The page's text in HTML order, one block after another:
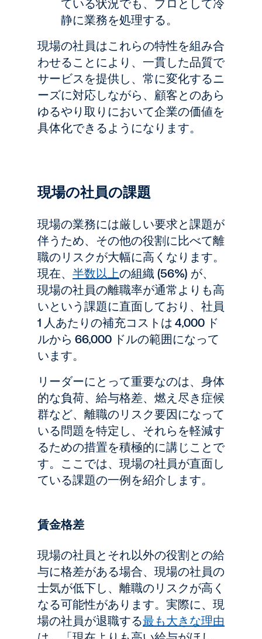
ている状況でも、プロとして冷
静に業務を処理する。
現場の社員はこれらの特性を組み合
わせることにより、一貫した品質で
サービスを提供し、常に変化するニ
ーズに対応しながら、顧客とのあら
ゆるやり取りにおいて企業の価値を
具体化できるようになります。
現場の社員の課題
現場の業務には厳しい要求と課題が
伴うため、その他の役割に比べて離
職のリスクが大幅に高くなります。
現在、 半数以上の組織 (56%) が、
現場の社員の離職率が通常よりも高
いという課題に直面しており、社員
1 人あたりの補充コストは 4,000 ド
ルから 66,000 ドルの範囲になって
います。
リーダーにとって重要なのは、身体
的な負荷、給与格差、燃え尽き症候
群など、離職のリスク要因になって
いる問題を特定し、それらを軽減す
るための措置を積極的に講じことで
す。ここでは、現場の社員が直面し
ている課題の一例を紹介します。
賃金格差
現場の社員とそれ以外の役割との給
与に格差がある場合、現場の社員の
士気が低下し、離職のリスクが高く
なる可能性があります。実際に、現
場の社員が退職する最も大きな理由